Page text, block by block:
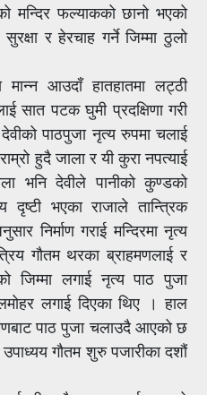
फल्याकको छानो भएको
र हेरचाह गर्ने जिम्मा ठुलो
मान्न आउदाँ हातहातमा लट्ठी
सात पटक घुमी प्रदक्षिणा गरी
पाठपुजा नृत्य रुपमा चलाई
हुदै जाला र यी कुरा नपत्याई
भनि देवीले पानीको कुण्डको
भएका राजाले तान्त्रिक
निर्माण गराई मन्दिरमा नृत्य
गौतम थरका ब्राहमणलाई र
जिम्मा लगाई नृत्य पाठ पुजा
लगाई दिएका थिए । हाल
पाठ पुजा चलाउदै आएको छ
गौतम शुरु पजारीका दशौं